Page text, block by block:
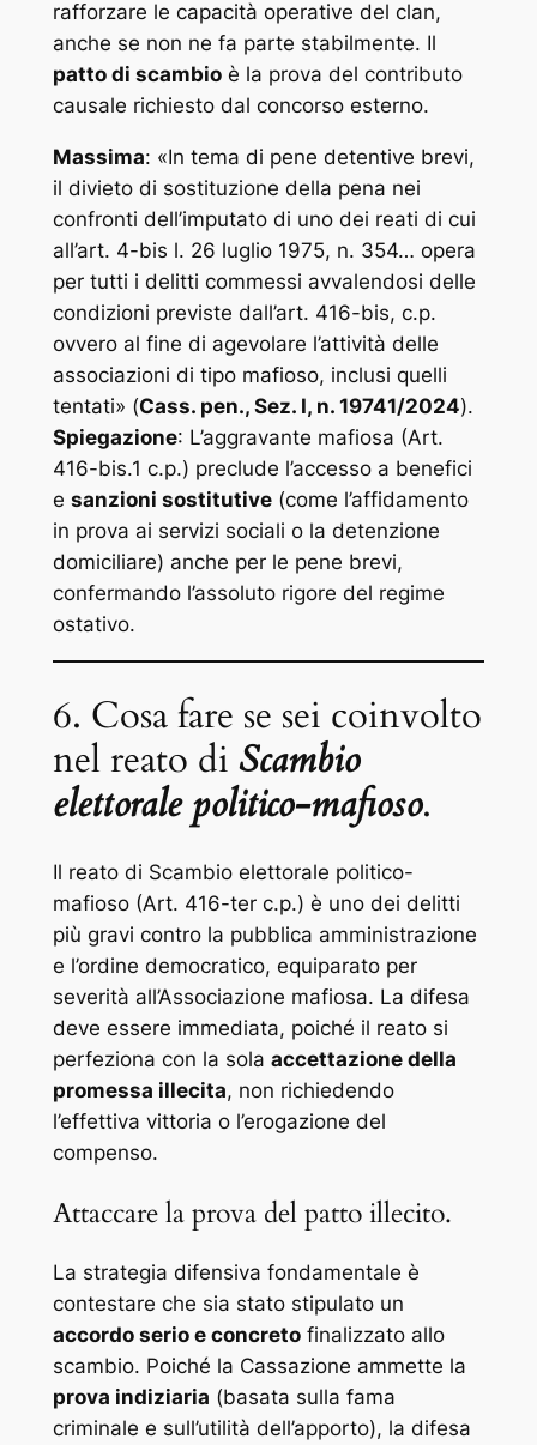
rafforzare le capacità operative del clan,
anche se non ne fa parte stabilmente. Il
patto di scambioè la prova del contributo
causale richiesto dal concorso esterno.
Massima: «In tema di pene detentive brevi,
il divieto di sostituzione della pena nei
confronti dell’imputato di uno dei reati di cui
all’art. 4-bis l. 26 luglio 1975, n. 354… opera
per tutti i delitti commessi avvalendosi delle
condizioni previste dall’art. 416-bis, c.p.
ovvero al fine di agevolare l’attività delle
associazioni di tipo mafioso, inclusi quelli
tentati» (Cass. pen., Sez. I, n. 19741/2024).
Spiegazione: L’aggravante mafiosa (Art.
416-bis.1 c.p.) preclude l’accesso a benefici
e sanzioni sostitutive(come l’affidamento
in prova ai servizi sociali o la detenzione
domiciliare) anche per le pene brevi,
confermando l’assoluto rigore del regime
ostativo.
6. Cosa fare se sei coinvolto
nel reato di Scambio
elettorale politico-mafioso.
Il reato di Scambio elettorale politico-
mafioso (Art. 416-ter c.p.) è uno dei delitti
più gravi contro la pubblica amministrazione
e l’ordine democratico, equiparato per
severità all’Associazione mafiosa. La difesa
deve essere immediata, poiché il reato si
perfeziona con la sola accettazione della
promessa illecita, non richiedendo
l’effettiva vittoria o l’erogazione del
compenso.
Attaccare la prova del patto illecito.
La strategia difensiva fondamentale è
contestare che sia stato stipulato un
accordo serio e concretofinalizzato allo
scambio. Poiché la Cassazione ammette la
prova indiziaria (basata sulla fama
criminale e sull’utilità dell’apporto), la difesa